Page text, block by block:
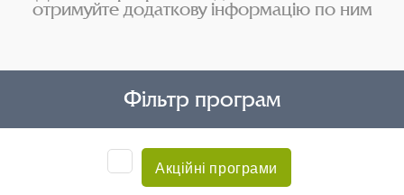
отримуйте додаткову інформацію по ним
Фільтр програм
Акційні програми